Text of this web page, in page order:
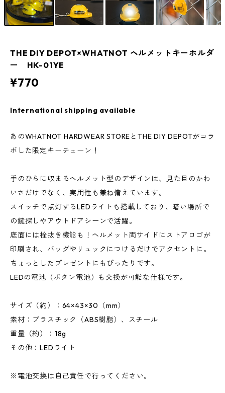
THE DIY DEPOT×WHATNOT ヘルメットキーホルダ
ー HK-01YE
¥770
International shipping available
あのWHATNOT HARDWEAR STOREとTHE DIY DEPOTがコラ
ボした限定キーチェーン！
手のひらに収まるヘルメット型のデザインは、見た目のかわ
いさだけでなく、実用性も兼ね備えています。
スイッチで点灯するLEDライトも搭載しており、暗い場所で
の鍵探しやアウトドアシーンで活躍。
底面には栓抜き機能も！ヘルメット両サイドにストアロゴが
印刷され、バッグやリュックにつけるだけでアクセントに。
ちょっとしたプレゼントにもぴったりです。
LEDの電池（ボタン電池）も交換が可能な仕様です。
サイズ（約）：64×43×30（mm）
素材：プラスチック（ABS樹脂）、スチール
重量（約）：18g
その他：LEDライト
※電池交換は自己責任で行ってください。